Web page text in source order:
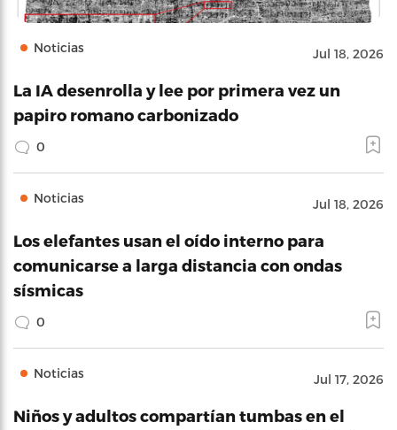
Noticias Jul 18, 2026
La IA desenrolla y lee por primera vez un
papiro romano carbonizado
0
Noticias Jul 18, 2026
Los elefantes usan el oído interno para
comunicarse a larga distancia con ondas
sísmicas
0
Noticias Jul 17, 2026
Niños y adultos compartían tumbas en el